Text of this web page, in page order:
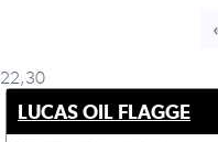
22,30
LUCAS OIL FLAGGE